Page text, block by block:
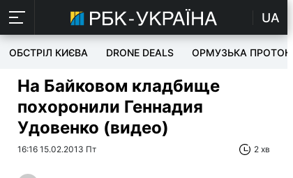
UA
ОБСТРІЛ КИЄВА DRONE DEALS ОРМУЗЬКА ПРОТОКА
На Байковом кладбище
похоронили Геннадия
Удовенко (видео)
16:16 15.02.2013 Пт 2 хв